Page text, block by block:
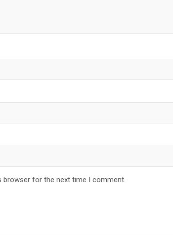
browser for the next time I comment.